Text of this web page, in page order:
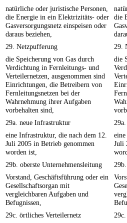
natürliche oder juristische Personen,
die Energie in ein Elektrizitäts- oder
Gasversorgungsnetz einspeisen oder
daraus beziehen,
die
29. Netzpufferung
29.
die Speicherung von Gas durch
Verdichtung in Fernleitungs- und
Verteilernetzen, ausgenommen sind
Einrichtungen, die Betreibern von
Fernleitungsnetzen bei der
Wahrnehmung ihrer Aufgaben
vorbehalten sind,
die
29a. neue Infrastruktur
eine Infrastruktur, die nach dem 12.
Juli 2005 in Betrieb genommen
worden ist,
Juli
29b. oberste Unternehmensleitung
Vorstand, Geschäftsführung oder ein
Gesellschaftsorgan mit
vergleichbaren Aufgaben und
Befugnissen,
29c. örtliches Verteilernetz